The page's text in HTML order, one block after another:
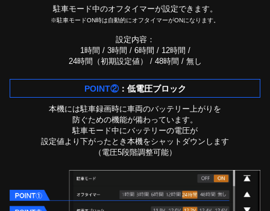
駐車モード中のオフタイマーが設定できます。
※駐車モードON時は自動的にオフタイマーがONになります。
設定内容：
1時間 / 3時間 / 6時間 / 12時間 /
24時間（初期設定値） / 48時間 / 無し
POINT②：低電圧ブロック
本機には駐車録画時に車両のバッテリー上がりを
防ぐための機能が備わっています。
駐車モード中にバッテリーの電圧が
設定値より下がったとき 本機をシャットダウンします
（電圧5段階調整可能）